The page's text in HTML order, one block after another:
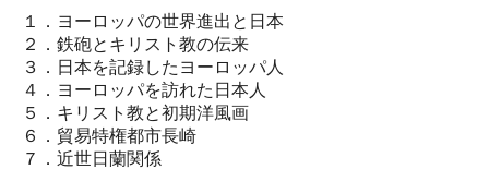
１．ヨーロッパの世界進出と日本
２．鉄砲とキリスト教の伝来
３．日本を記録したヨーロッパ人
４．ヨーロッパを訪れた日本人
５．キリスト教と初期洋風画
６．貿易特権都市長崎
７．近世日蘭関係